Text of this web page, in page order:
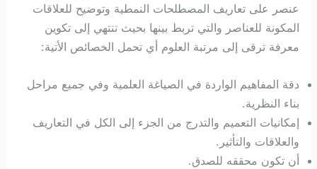
عنصر على تعاريف المصطلحات النمطية وتوضيح للعلاقات
المكونة للعناصر والتي تربط بينها بحيث تنتهي إلى تكوين
معرفة ترقى إلى مرتبة العلوم أي تحمل الخصائص الأتية:
دقة المفاهيم الواردة في الصياغة العلمية وفي جميع مراحل
بناء النظرية.
إمكانيات التعميم والتدرج من الجزء إلى الكل في التعاريف
والعلاقات والتأثير.
أن تكون محققه للصدق.